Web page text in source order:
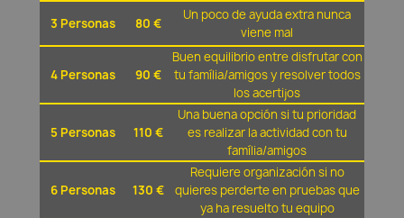
3 Personas 80 €
Un poco de ayuda extra nunca
viene mal
4 Personas 90 €
Buen equilibrio entre disfrutar con
tu família/amigos y resolver todos
los acertijos
5 Personas 110 €
Una buena opción si tu prioridad
es realizar la actividad con tu
família/amigos
6 Personas 130 €
Requiere organización si no
quieres perderte en pruebas que
ya ha resuelto tu equipo